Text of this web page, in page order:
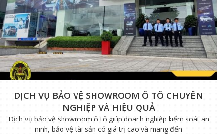
DỊCH VỤ BẢO VỆ SHOWROOM Ô TÔ CHUYÊN
NGHIỆP VÀ HIỆU QUẢ
Dịch vụ bảo vệ showroom ô tô giúp doanh nghiệp kiểm soát an
ninh, bảo vệ tài sản có giá trị cao và mang đến